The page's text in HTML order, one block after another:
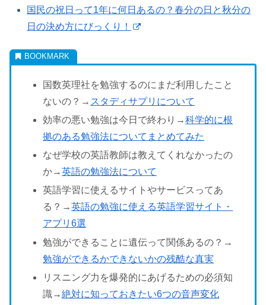
国民の祝日って1年に何日あるの？春分の日と秋分の
日の決め方にびっくり！
国数英理社を勉強するのにまだ利用したこと
ないの？→ スタディサプリについて
効率の悪い勉強は今日で終わり→科学的に根
拠のある勉強法についてまとめてみた
なぜ学校の英語教師は教えてくれなかったの
か→英語の勉強法について
英語学習に使えるサイトやサービスってあ
る？→英語の勉強に使える英語学習サイト・
アプリ6選
勉強ができることに遺伝って関係あるの？→
勉強ができるかできないかの残酷な真実
リスニング力を爆発的にあげるための必須知
識→絶対に知っておきたい6つの音声変化